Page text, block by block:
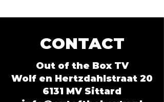
CONTACT
Out of the Box TV
Wolf en Hertzdahlstraat 20
6131 MV Sittard